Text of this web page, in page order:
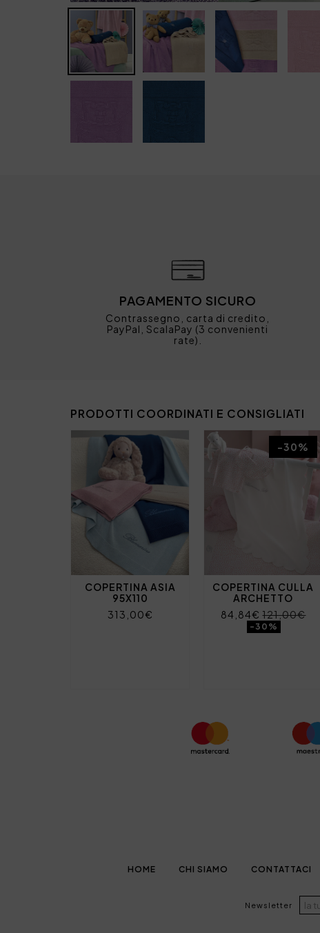
PAGAMENTO SICURO
Contrassegno, carta di credito,
PayPal, ScalaPay (3 convenienti
rate).
PRODOTTI COORDINATI E CONSIGLIATI
COPERTINA ASIA
95X110
313,00€
COPERTINA CULLA
ARCHETTO
84,84€121,00€
-30%
-30%
HOME CHI SIAMO CONTATTACI
Newsletter